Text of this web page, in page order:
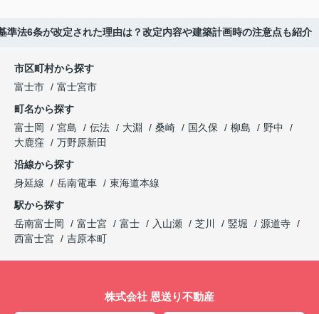
準法6条が改定された理由は？改定内容や建築計画時の注意点も紹介
市区町村から探す
富士市
富士宮市
町名から探す
富士岡
宮島 伝法 大淵 桑崎 国久保 柳島
野中
大鹿窪
万野原新田
沿線から探す
身延線
岳南電車
東海道本線
駅から探す
岳南富士岡
富士宮 富士 入山瀬 芝川 竪堀
源道寺
西富士宮
吉原本町
株式会社 恩送り不動産